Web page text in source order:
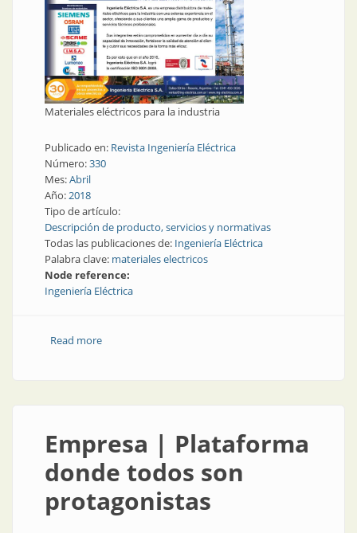
Materiales eléctricos para la industria
Publicado en: Revista Ingeniería Eléctrica
Número:330
Mes:Abril
Año:2018
Tipo de artículo:
Descripción de producto, servicios y normativas
Todas las publicaciones de: Ingeniería Eléctrica
Palabra clave: materiales electricos
Node reference:
Ingeniería Eléctrica
Read moreabout Materiales eléctricos para la industria
Empresa | Plataforma
donde todos son
protagonistas